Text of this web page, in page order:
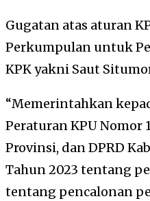
Gugatan atas aturan
Perkumpulan untuk
KPK yakni Saut
“Memerintahkan
Peraturan KPU Nomor
Provinsi, dan DPRD
Tahun 2023 tentang
tentang pencalonan